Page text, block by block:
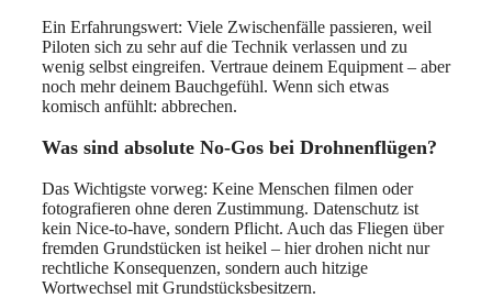
Ein Erfahrungswert: Viele Zwischenfälle passieren, weil
Piloten sich zu sehr auf die Technik verlassen und zu
wenig selbst eingreifen. Vertraue deinem Equipment – aber
noch mehr deinem Bauchgefühl. Wenn sich etwas
komisch anfühlt: abbrechen.
Was sind absolute No-Gos bei Drohnenflügen?
Das Wichtigste vorweg: Keine Menschen filmen oder
fotografieren ohne deren Zustimmung. Datenschutz ist
kein Nice-to-have, sondern Pflicht. Auch das Fliegen über
fremden Grundstücken ist heikel – hier drohen nicht nur
rechtliche Konsequenzen, sondern auch hitzige
Wortwechsel mit Grundstücksbesitzern.